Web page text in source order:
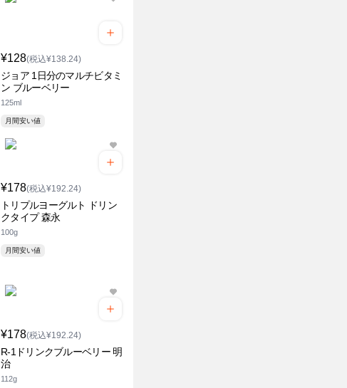
¥128(税込¥138.24)
ジョア 1日分のマルチビタミ
ン ブルーベリー
125ml
月間安い値
¥178(税込¥192.24)
トリプルヨーグルト ドリン
クタイプ 森永
100g
月間安い値
¥178(税込¥192.24)
R-1ドリンクブルーベリー 明
治
112g